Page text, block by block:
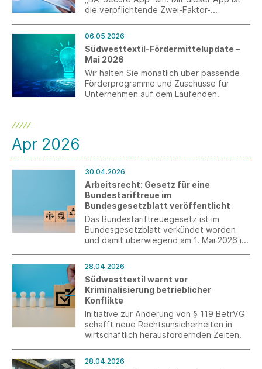
die verpflichtende Zwei-Faktor-
06.05.2026
Südwesttextil-Fördermittelupdate –
Mai 2026
Wir halten Sie monatlich über passende
Förderprogramme und Zuschüsse für
Unternehmen auf dem Laufenden.
Apr 2026
30.04.2026
Arbeitsrecht: Gesetz für eine
Bundestariftreue im
Bundesgesetzblatt veröffentlicht
Das Bundestariftreuegesetz ist im
Bundesgesetzblatt verkündet worden
und damit überwiegend am 1. Mai 2026 in
28.04.2026
Südwesttextil warnt vor
Kriminalisierung betrieblicher
Konflikte
Initiative zur Änderung von § 119 BetrVG
schafft neue Rechtsunsicherheiten in
wirtschaftlich herausfordernden Zeiten.
28.04.2026